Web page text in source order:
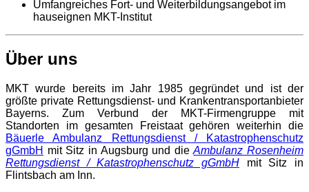
Umfangreiches Fort- und Weiterbildungsangebot im
hauseignen MKT-Institut
Über uns
MKT wurde bereits im Jahr 1985 gegründet und ist der
größte private Rettungsdienst- und Krankentransportanbieter
Bayerns. Zum Verbund der MKT-Firmengruppe mit
Standorten im gesamten Freistaat gehören weiterhin die
Bäuerle Ambulanz Rettungsdienst / Katastrophenschutz
gGmbH mit Sitz in Augsburg und die Ambulanz Rosenheim
Rettungsdienst / Katastrophenschutz gGmbH mit Sitz in
Flintsbach am Inn.